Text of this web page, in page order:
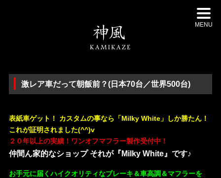
MENU
激レア車だって朝飯前？(日本70台／世界500台)
表紙車ゲット！ カスタムの事なら「Milky White」しか勝たん！
これが証明されました(^^)v
２０年以上の実績！ワンオフマフラー製作受付中！
仲間ん家的なショップ それが『Milky White』です♪
お手元に届くハイクオリティなブレーキ＆車高調＆マフラーを